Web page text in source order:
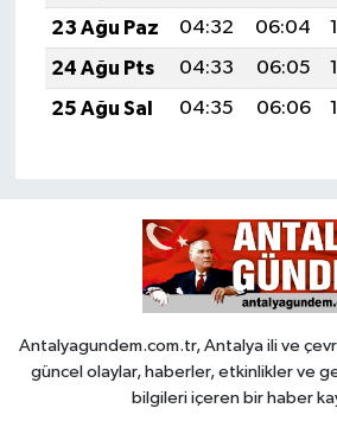
23 Ağu Paz
04:32 06:04
24 Ağu Pts
04:33 06:05
25 Ağu Sal
04:35 06:06
Antalyagundem.com.tr, Antalya ili ve
güncel olaylar, haberler, etkinlikler ve
bilgileri içeren bir haber